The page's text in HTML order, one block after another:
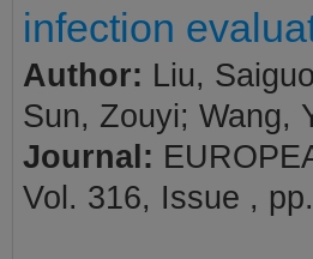
infection
Author: Liu,
Sun, Zouyi; Wang,
Journal:
Vol. 316, Issue ,